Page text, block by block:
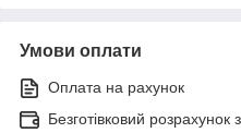
Умови оплати
Оплата на рахунок
Безготівковий розрахунок